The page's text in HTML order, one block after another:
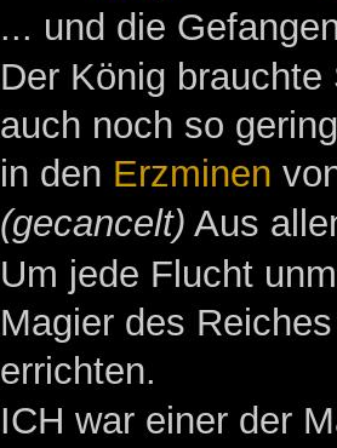
... und die
Der König
auch noch so
in den Erzminen
(gecancelt) Aus
Um jede Flucht
Magier des
errichten.
ICH war einer der